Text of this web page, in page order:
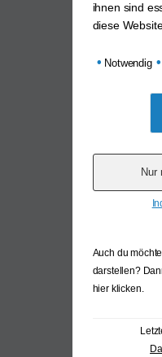
ihnen sind
diese
• Notwendig •
Auch du
darstellen?
hier klicken.